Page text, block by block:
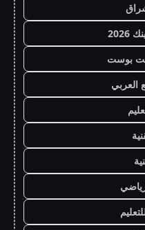
بوست
العربي